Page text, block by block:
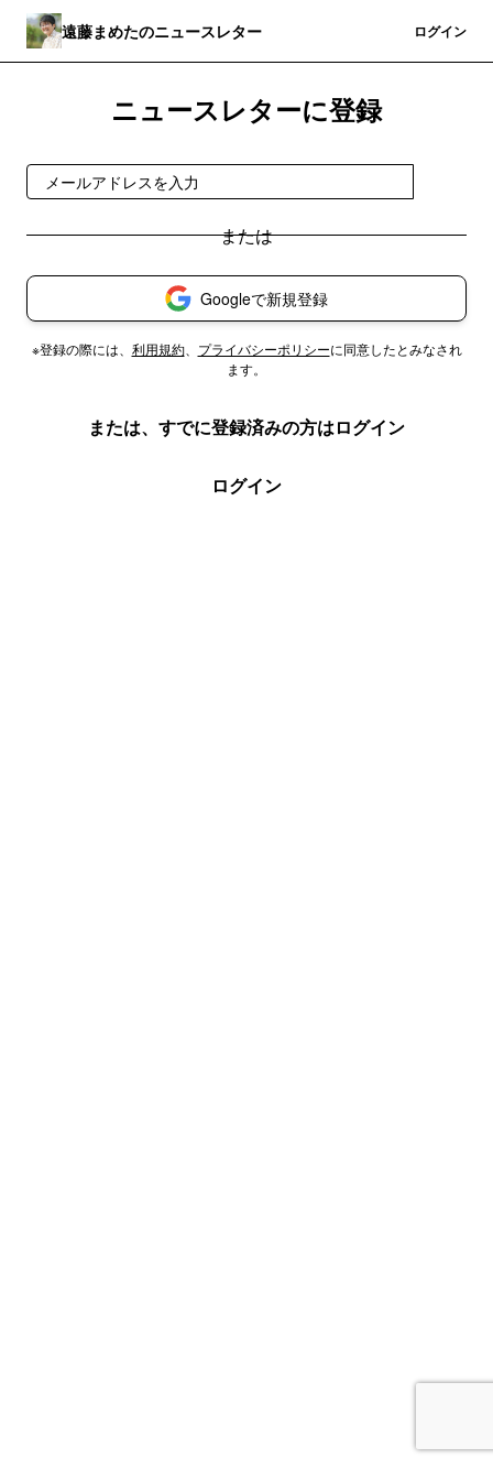
遠藤まめたのニュースレター ログイン
ニュースレターに登録
Googleで新規登録
※登録の際には、 利用規約、 プライバシーポリシーに同意したとみなされ
ます。
または、すでに登録済みの方はログイン
ログイン